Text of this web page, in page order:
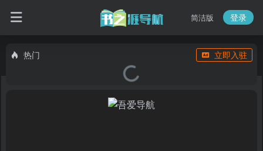
简洁版 登录
热门 立即入驻